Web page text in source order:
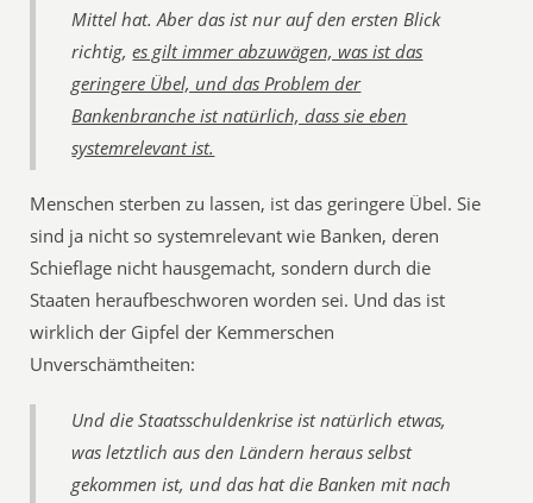
Mittel hat. Aber das ist nur auf den ersten Blick
richtig,es gilt immer abzuwägen, was ist das
geringere Übel, und das Problem der
Bankenbranche ist natürlich, dass sie eben
systemrelevant ist.
Menschen sterben zu lassen, ist das geringere Übel. Sie
sind ja nicht so systemrelevant wie Banken, deren
Schieflage nicht hausgemacht, sondern durch die
Staaten heraufbeschworen worden sei. Und das ist
wirklich der Gipfel der Kemmerschen
Unverschämtheiten:
Und die Staatsschuldenkrise ist natürlich etwas,
was letztlich aus den Ländern heraus selbst
gekommen ist, und das hat die Banken mit nach